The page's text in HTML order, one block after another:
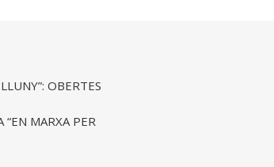
OBERTES
“EN MARXA PER